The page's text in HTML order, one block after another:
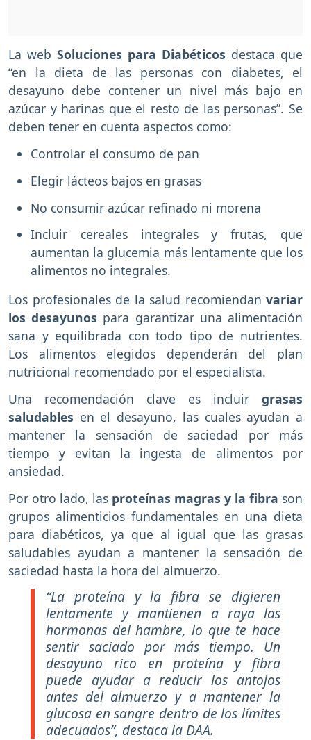
La web Soluciones para Diabéticos destaca que
“en la dieta de las personas con diabetes, el
desayuno debe contener un nivel más bajo en
azúcar y harinas que el resto de las personas”. Se
deben tener en cuenta aspectos como:
Controlar el consumo de pan
Elegir lácteos bajos en grasas
No consumir azúcar refinado ni morena
Incluir cereales integrales y frutas, que
aumentan la glucemia más lentamente que los
alimentos no integrales.
Los profesionales de la salud recomiendan variar
los desayunos para garantizar una alimentación
sana y equilibrada con todo tipo de nutrientes.
Los alimentos elegidos dependerán del plan
nutricional recomendado por el especialista.
Una recomendación clave es incluir grasas
saludables en el desayuno, las cuales ayudan a
mantener la sensación de saciedad por más
tiempo y evitan la ingesta de alimentos por
ansiedad.
Por otro lado, las proteínas magras y la fibra son
grupos alimenticios fundamentales en una dieta
para diabéticos, ya que al igual que las grasas
saludables ayudan a mantener la sensación de
saciedad hasta la hora del almuerzo.
“La proteína y la fibra se digieren
lentamente y mantienen a raya las
hormonas del hambre, lo que te hace
sentir saciado por más tiempo. Un
desayuno rico en proteína y fibra
puede ayudar a reducir los antojos
antes del almuerzo y a mantener la
glucosa en sangre dentro de los límites
adecuados”, destaca la DAA.